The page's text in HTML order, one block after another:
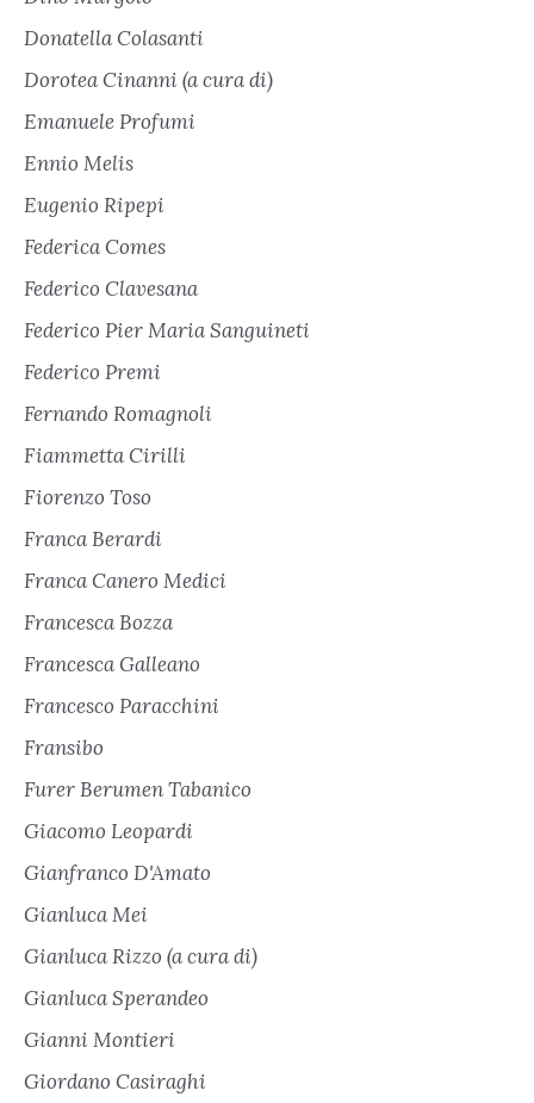
Donatella Colasanti
Dorotea Cinanni (a cura di)
Emanuele Profumi
Ennio Melis
Eugenio Ripepi
Federica Comes
Federico Clavesana
Federico Pier Maria Sanguineti
Federico Premi
Fernando Romagnoli
Fiammetta Cirilli
Fiorenzo Toso
Franca Berardi
Franca Canero Medici
Francesca Bozza
Francesca Galleano
Francesco Paracchini
Fransibo
Furer Berumen Tabanico
Giacomo Leopardi
Gianfranco D'Amato
Gianluca Mei
Gianluca Rizzo (a cura di)
Gianluca Sperandeo
Gianni Montieri
Giordano Casiraghi